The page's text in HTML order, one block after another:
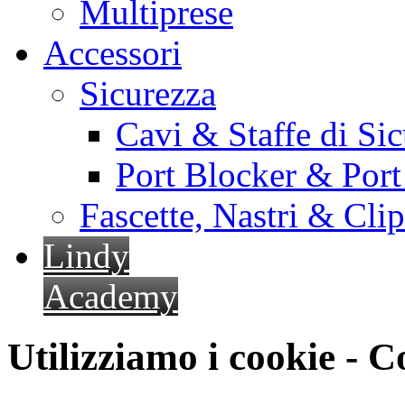
Multiprese
Accessori
Sicurezza
Cavi & Staffe di
Port Blocker &
Fascette, Nastri &
Lindy
Academy
Utilizziamo i cookie -